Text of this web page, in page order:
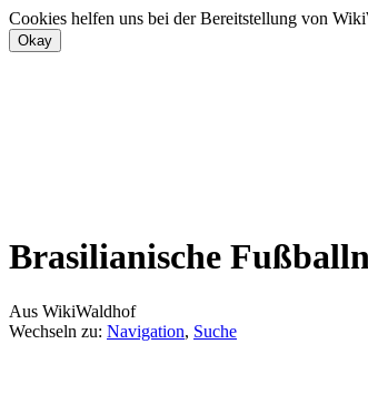
Cookies helfen uns bei der Bereitstellung von
Brasilianische
Aus WikiWaldhof
Wechseln zu: Navigation, Suche